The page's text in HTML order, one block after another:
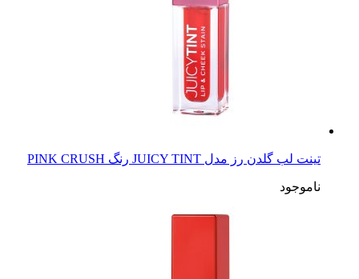
تینت لب گلدن رز مدل JUICY TINT رنگ PINK CRUSH
ناموجود